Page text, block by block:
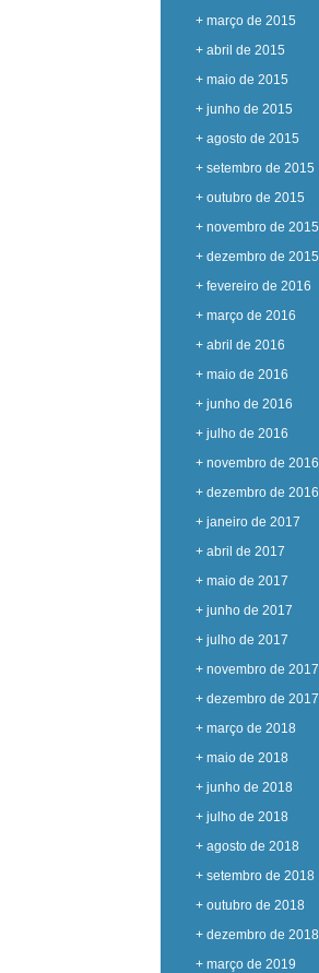
+ março de 2015
+ abril de 2015
+ maio de 2015
+ junho de 2015
+ agosto de 2015
+ setembro de 2015
+ outubro de 2015
+ novembro de 2015
+ dezembro de 2015
+ fevereiro de 2016
+ março de 2016
+ abril de 2016
+ maio de 2016
+ junho de 2016
+ julho de 2016
+ novembro de 2016
+ dezembro de 2016
+ janeiro de 2017
+ abril de 2017
+ maio de 2017
+ junho de 2017
+ julho de 2017
+ novembro de 2017
+ dezembro de 2017
+ março de 2018
+ maio de 2018
+ junho de 2018
+ julho de 2018
+ agosto de 2018
+ setembro de 2018
+ outubro de 2018
+ dezembro de 2018
+ março de 2019